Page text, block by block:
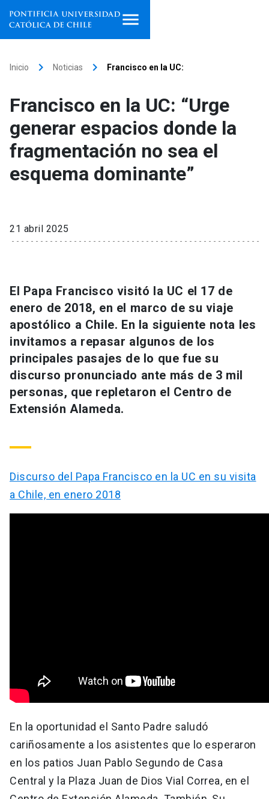
Facultades, escuelas e
institutos
Investigación
Información para keyboard_arrow_down
Futuros estudiantes
Estudiantes
Académicos
Padres y familia
Vecinos launch
Go to english site launch
ACCESOS DIRECTOS
Admisión launch
Correo UC
Mi Portal UC launch
Medios Biblioteca launch
Inicio keyboard_arrow_right Noticias keyboard_arrow_right Francisco en la UC:
Francisco en la UC: “Urge
generar espacios donde la
fragmentación no sea el
esquema dominante”
21 abril 2025
El Papa Francisco visitó la UC el 17 de
enero de 2018, en el marco de su viaje
apostólico a Chile. En la siguiente nota les
invitamos a repasar algunos de los
principales pasajes de lo que fue su
discurso pronunciado ante más de 3 mil
personas, que repletaron el Centro de
Extensión Alameda.
Discurso del Papa Francisco en la UC en su visita
a Chile, en enero 2018
En la oportunidad el Santo Padre saludó
cariñosamente a los asistentes que lo esperaron
en los patios Juan Pablo Segundo de Casa
Central y la Plaza Juan de Dios Vial Correa, en el